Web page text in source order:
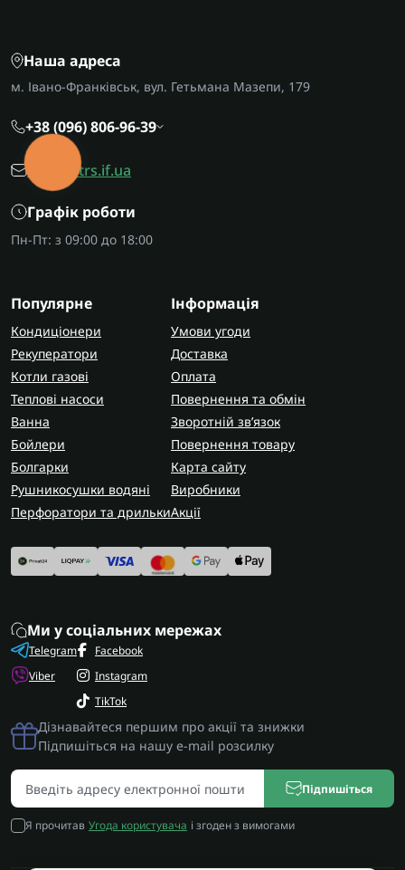
Наша адреса
м. Івано-Франківськ, вул. Гетьмана Мазепи, 179
+38 (096) 806-96-39
office@trs.if.ua
Графік роботи
Пн-Пт: з 09:00 до 18:00
Популярне
Кондиціонери
Рекуператори
Котли газові
Теплові насоси
Ванна
Бойлери
Болгарки
Рушникосушки водяні
Перфоратори та дрильки
Інформація
Умови угоди
Доставка
Оплата
Повернення та обмін
Зворотній зв’язок
Повернення товару
Карта сайту
Виробники
Акції
Ми у соціальних мережах
Telegram
Viber
Facebook
Instagram
TikTok
Дізнавайтеся першим про акції та знижки
Підпишіться на нашу e-mail розсилку
Підпишіться
Я прочитав Угода користувача і згоден з вимогами